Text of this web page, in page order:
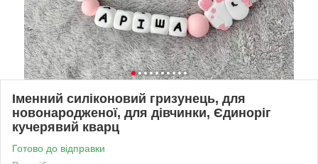
Іменний силіконовий гризунець, для
новонародженої, для дівчинки, Єдиноріг
кучерявий кварц
Готово до відправки